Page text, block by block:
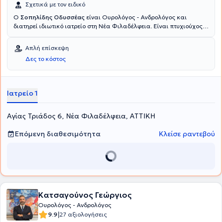
Σχετικά με τον ειδικό
Ο Σοπηλίδης Οδυσσέας είναι Ουρολόγος - Ανδρολόγος και
διατηρεί ιδιωτικό ιατρείο στη Νέα Φιλαδέλφεια. Είναι πτυχιούχος
ειδικεύτηκε στην Ουρολογία στη Β' Πανεπιστημιακή Κλινική του
Γενικού Νοσοκομείου Αττικής "Σισμανόγλειο" και ολοκλήρωσε την
μετεκπαίδευση του στο Λονδίνο. Το ερευνητικό του ενδιαφέρον
εστιάζεται στη Λαπαρασκοπική Χειρουργική, στην Ενουρολογία και
Ελληνικής Ουρολογικής Εταιρείας.
Απλή επίσκεψη
Δες το κόστος
Ιατρείο 1
Αγίας Τριάδος 6, Νέα Φιλαδέλφεια, ΑΤΤΙΚΗ
Επόμενη διαθεσιμότητα
Κλείσε ραντεβού
Κατσαγούνος Γεώργιος
Ουρολόγος - Ανδρολόγος
9.9|27 αξιολογήσεις